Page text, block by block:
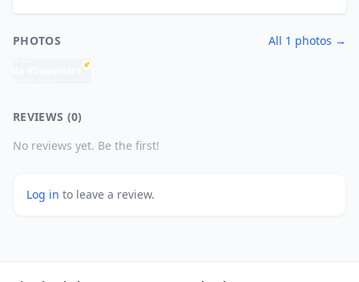
PHOTOS All 1 photos →
REVIEWS (0)
No reviews yet. Be the first!
Log in to leave a review.